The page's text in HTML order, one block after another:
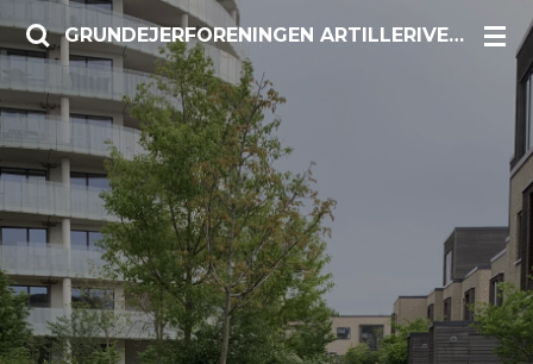
Spring
til
hovedindhold
GRUNDEJERFORENINGEN ARTILLERIVEJ SYD